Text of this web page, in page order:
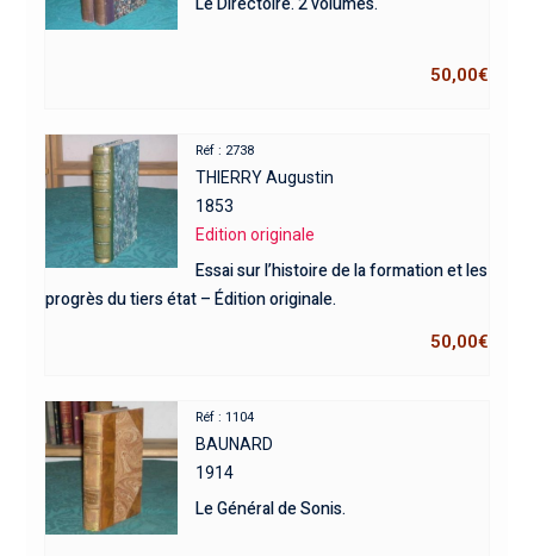
50,00€
Réf : 2738
THIERRY Augustin
1853
Edition originale
Essai sur l’histoire de la formation et les
progrès du tiers état – Édition originale.
50,00€
Réf : 1104
BAUNARD
1914
Le Général de Sonis.